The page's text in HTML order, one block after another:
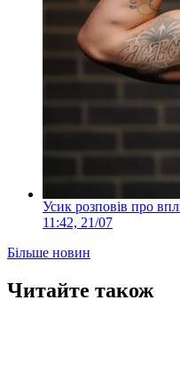
Усик розповів про
11:42, 21/07
Більше новин
Читайте також